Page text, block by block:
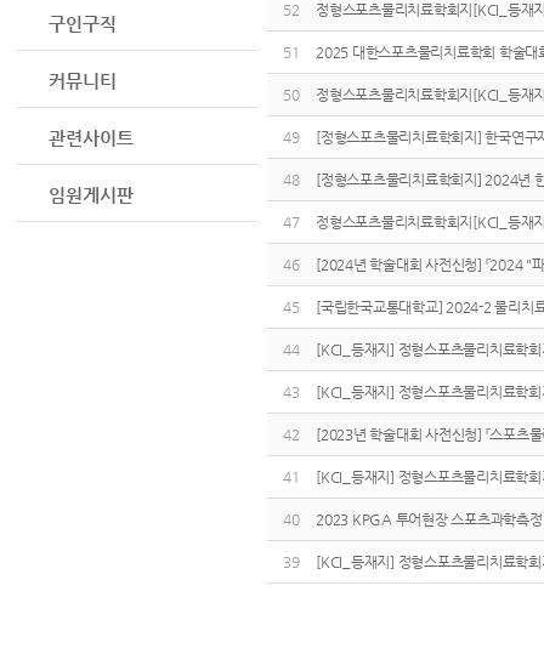
구인구직
커뮤니티
관련사이트
임원게시판
52 정형스포츠물리치료학회지[KCI_등
51 2025 대한스포츠물리치료학회 학술대
50 정형스포츠물리치료학회지[KCI_등
49 [정형스포츠물리치료학회지] 한국연
48 [정형스포츠물리치료학회지] 2024년
47 정형스포츠물리치료학회지[KCI_등
46 [2024년 학술대회 사전신청] 『2024 "
45 [국립한국교통대학교] 2024-2 물리치
44 [KCI_등재지] 정형스포츠물리치료학
43 [KCI_등재지] 정형스포츠물리치료학
42 [2023년 학술대회 사전신청] 『스포츠
41 [KCI_등재지] 정형스포츠물리치료학
40 2023 KPGA 투어현장 스포츠과학측
39 [KCI_등재지] 정형스포츠물리치료학